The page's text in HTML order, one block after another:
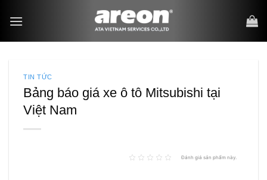
qua
TIN TỨC
Bảng báo giá xe ô tô Mitsubishi tại
Việt Nam
Đánh giá sản phẩm này.